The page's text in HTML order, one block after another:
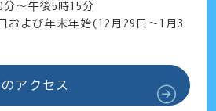
～午後5時15分
および年末年始(12月29日～1月3
アクセス